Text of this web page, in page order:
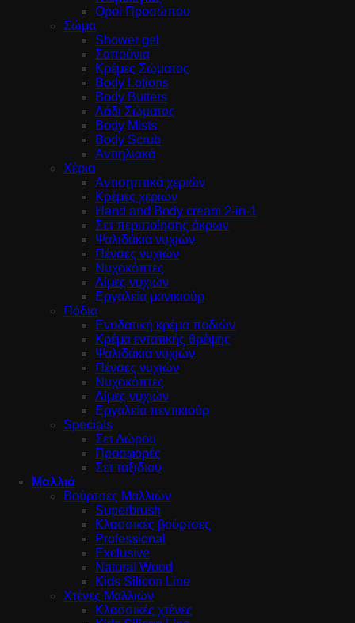
Οροί Προσώπου
Σώμα
Shower gel
Σαπούνια
Κρέμες Σώματος
Body Lotions
Body Butters
Λάδι Σώματος
Body Mists
Body Scrub
Αντιηλιακά
Χέρια
Αντισηπτικά χεριών
Κρέμες χεριών
Hand and Body cream 2-in-1
Σετ περιποίησης άκρων
Ψαλιδάκια νυχιών
Πένσες νυχιών
Νυχοκόπτες
Λίμες νυχιών
Εργαλεία μανικιούρ
Πόδια
Ενυδατική κρέμα ποδιών
Κρέμα εντατικής θρέψης
Ψαλιδάκια νυχιών
Πένσες νυχιών
Νυχοκόπτες
Λίμες νυχιών
Εργαλεία πεντικιούρ
Specials
Σετ Δώρου
Προσφορές
Σετ ταξιδιού
Μαλλιά
Βούρτσες Μαλλιών
Superbrush
Κλασσικές βούρτσες
Professional
Exclusive
Natural Wood
Kids Silicon Line
Χτένες Μαλλιών
Κλασσικές χτένες